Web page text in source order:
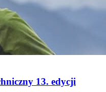
13. edycji